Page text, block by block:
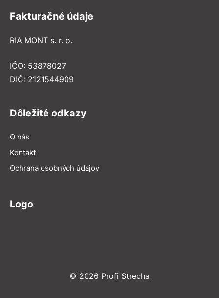
Fakturačné údaje
RIA MONT s. r. o.
IČO: 53878027
DIČ: 2121544909
Dôležité odkazy
O nás
Kontakt
Ochrana osobných údajov
Logo
© 2026 Profi Strecha